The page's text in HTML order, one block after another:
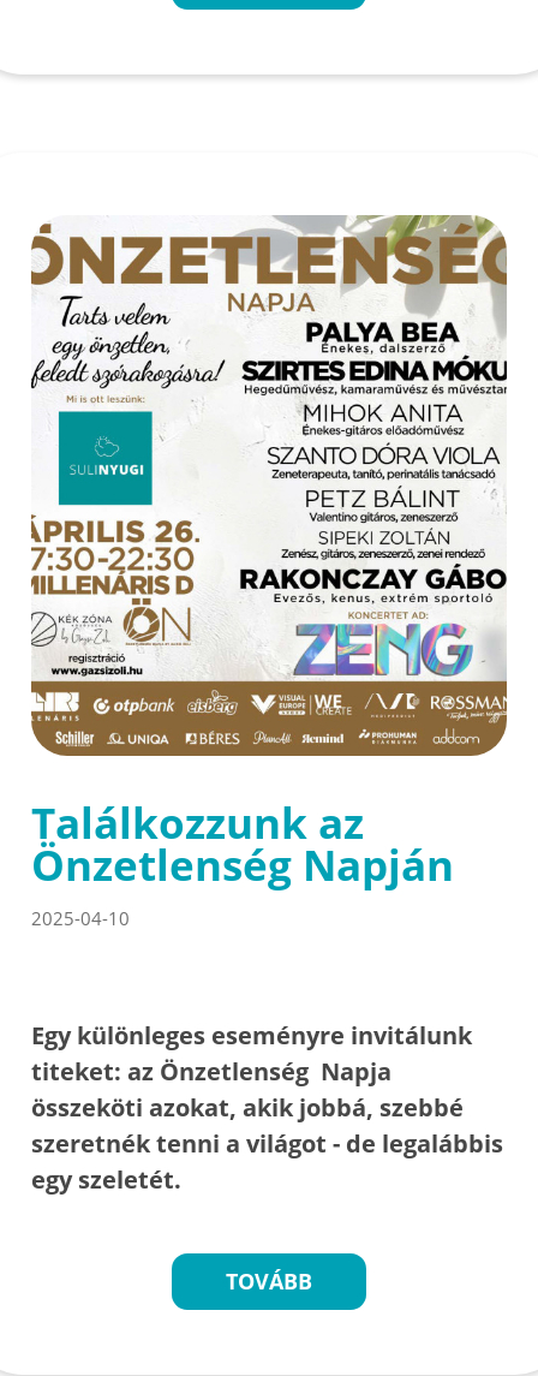
Találkozzunk az
Önzetlenség Napján
2025-04-10
Egy különleges eseményre invitálunk
titeket: az Önzetlenség Napja
összeköti azokat, akik jobbá, szebbé
szeretnék tenni a világot - de legalábbis
egy szeletét.
TOVÁBB